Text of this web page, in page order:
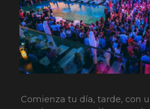
Comienza tu día, tarde, con